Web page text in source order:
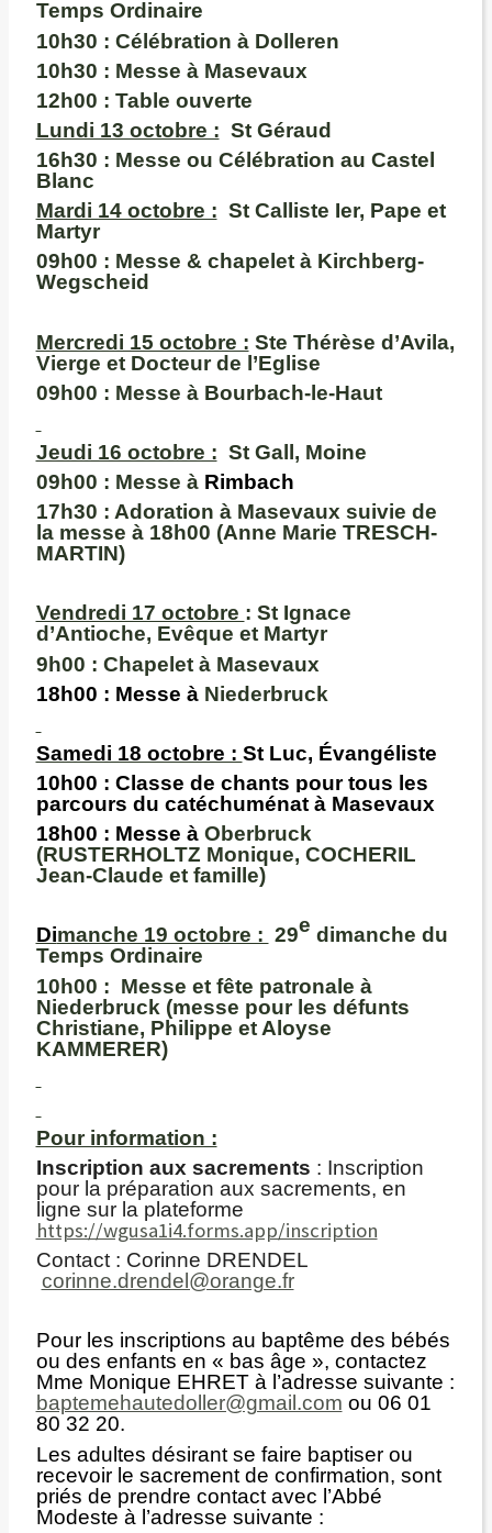
Temps Ordinaire
10h30 : Célébration à Dolleren
10h30 : Messe à Masevaux
12h00 : Table ouverte
Lundi 13 octobre : St Géraud
16h30 : Messe ou Célébration au Castel
Blanc
Mardi 14 octobre : St Calliste Ier, Pape et
Martyr
09h00 : Messe & chapelet à Kirchberg-
Wegscheid
Mercredi 15 octobre : Ste Thérèse d’Avila,
Vierge et Docteur de l’Eglise
09h00 : Messe à Bourbach-le-Haut
Jeudi 16 octobre : St Gall, Moine
09h00 : Messe à Rimbach
17h30 : Adoration à Masevaux suivie de
la messe à 18h00 (Anne Marie TRESCH-
MARTIN)
Vendredi 17 octobre : St Ignace
d’Antioche, Evêque et Martyr
9h00 : Chapelet à Masevaux
18h00 : Messe à Niederbruck
Samedi 18 octobre : St Luc, Évangéliste
10h00 : Classe de chants pour tous les
parcours du catéchuménat à Masevaux
18h00 : Messe à Oberbruck
(RUSTERHOLTZ Monique, COCHERIL
Jean-Claude et famille)
Dimanche 19 octobre : 29e dimanche du
Temps Ordinaire
10h00 : Messe et fête patronale à
Niederbruck (messe pour les défunts
Christiane, Philippe et Aloyse
KAMMERER)
Pour information :
Inscription aux sacrements : Inscription
pour la préparation aux sacrements, en
ligne sur la plateforme
https://wgusa1i4.forms.app/inscription
Contact : Corinne DRENDEL
corinne.drendel@orange.fr
Pour les inscriptions au baptême des bébés
ou des enfants en « bas âge », contactez
Mme Monique EHRET à l’adresse suivante :
baptemehautedoller@gmail.com ou 06 01
80 32 20.
Les adultes désirant se faire baptiser ou
recevoir le sacrement de confirmation, sont
priés de prendre contact avec l’Abbé
Modeste à l’adresse suivante :